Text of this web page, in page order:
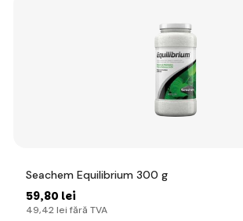
Seachem Equilibrium 300 g
59,80 lei
49,42 lei fără TVA